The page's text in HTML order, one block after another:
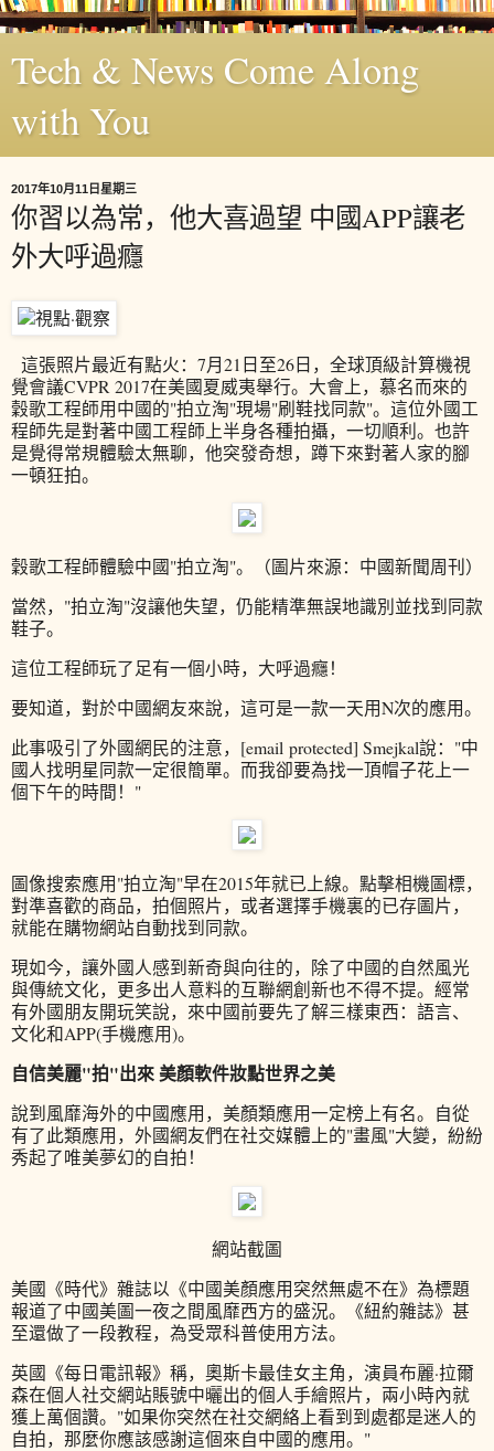
Tech & News Come Along
with You
2017年10月11日星期三
你習以為常，他大喜過望 中國APP讓老
外大呼過癮
這張照片最近有點火：7月21日至26日，全球頂級計算機視
覺會議CVPR 2017在美國夏威夷舉行。大會上，慕名而來的
穀歌工程師用中國的"拍立淘"現場"刷鞋找同款"。這位外國工
程師先是對著中國工程師上半身各種拍攝，一切順利。也許
是覺得常規體驗太無聊，他突發奇想，蹲下來對著人家的腳
一頓狂拍。
穀歌工程師體驗中國"拍立淘"。（圖片來源：中國新聞周刊）
當然，"拍立淘"沒讓他失望，仍能精準無誤地識別並找到同款
鞋子。
這位工程師玩了足有一個小時，大呼過癮！
要知道，對於中國網友來說，這可是一款一天用N次的應用。
此事吸引了外國網民的注意，[email protected] Smejkal說："中
國人找明星同款一定很簡單。而我卻要為找一頂帽子花上一
個下午的時間！"
圖像搜索應用"拍立淘"早在2015年就已上線。點擊相機圖標，
對準喜歡的商品，拍個照片，或者選擇手機裏的已存圖片，
就能在購物網站自動找到同款。
現如今，讓外國人感到新奇與向往的，除了中國的自然風光
與傳統文化，更多出人意料的互聯網創新也不得不提。經常
有外國朋友開玩笑說，來中國前要先了解三樣東西：語言、
文化和APP(手機應用)。
自信美麗"拍"出來 美顏軟件妝點世界之美
說到風靡海外的中國應用，美顏類應用一定榜上有名。自從
有了此類應用，外國網友們在社交媒體上的"畫風"大變，紛紛
秀起了唯美夢幻的自拍！
網站截圖
美國《時代》雜誌以《中國美顏應用突然無處不在》為標題
報道了中國美圖一夜之間風靡西方的盛況。《紐約雜誌》甚
至還做了一段教程，為受眾科普使用方法。
英國《每日電訊報》稱，奧斯卡最佳女主角，演員布麗·拉爾
森在個人社交網站賬號中曬出的個人手繪照片，兩小時內就
獲上萬個讚。"如果你突然在社交網絡上看到到處都是迷人的
自拍，那麼你應該感謝這個來自中國的應用。"